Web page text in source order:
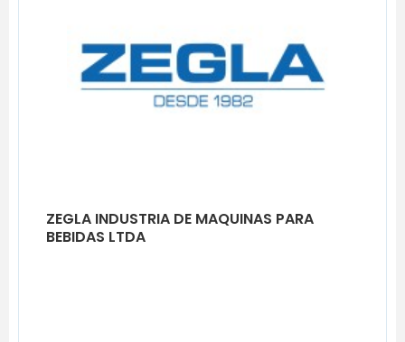
ZEGLA INDUSTRIA DE MAQUINAS PARA
BEBIDAS LTDA